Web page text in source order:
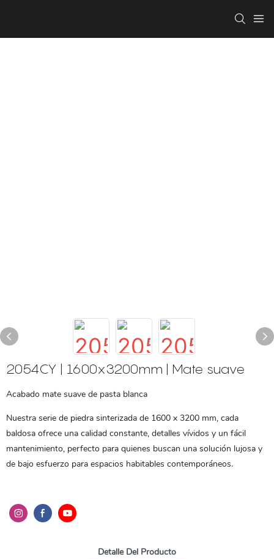
2054CY | 1600x3200mm | Mate suave
Acabado mate suave de pasta blanca
Nuestra serie de piedra sinterizada de 1600 x 3200 mm, cada
baldosa ofrece una calidad constante, detalles vívidos y un fácil
mantenimiento, perfecto para quienes buscan una solución lujosa y
de bajo esfuerzo para espacios habitables contemporáneos.
Detalle Del Producto